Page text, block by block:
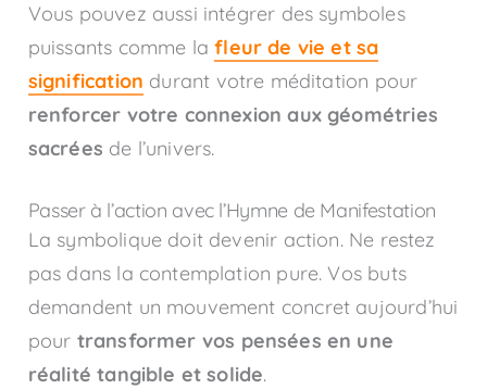
Vous pouvez aussi intégrer des symboles
puissants comme lafleur de vie et sa
signification durant votre méditation pour
renforcer votre connexion aux géométries
sacrées de l’univers.
Passer à l’action avec l’Hymne de Manifestation
La symbolique doit devenir action. Ne restez
pas dans la contemplation pure. Vos buts
demandent un mouvement concret aujourd’hui
pour transformer vos pensées en une
réalité tangible et solide.